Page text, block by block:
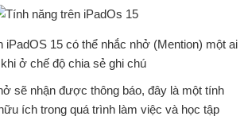
iPadOS 15 có thể nhắc nhở (Mention) một ai
ở chế độ chia sẻ ghi chú
sẽ nhận được thông báo, đây là một tính
ích trong quá trình làm việc và học tập